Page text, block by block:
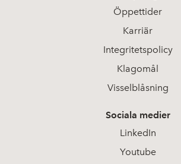
Öppettider
Karriär
Integritetspolicy
Klagomål
Visselblåsning
Sociala medier
LinkedIn
Youtube